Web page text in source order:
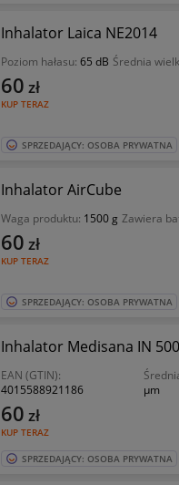
Inhalator Laica NE2014
Poziom hałasu: 65 dB Średnia
KUP TERAZ
60 zł
SPRZEDAJĄCY: OSOBA PRYWATNA
Inhalator AirCube
Waga produktu: 1500 g Zawiera
KUP TERAZ
60 zł
SPRZEDAJĄCY: OSOBA PRYWATNA
Inhalator Medisana IN 500
EAN (GTIN):
4015588921186
µm
KUP TERAZ
60 zł
SPRZEDAJĄCY: OSOBA PRYWATNA